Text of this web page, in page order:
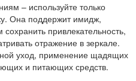
– используйте только
Она поддержит имидж,
привлекательность,
отражение в зеркале.
уход, применение щадящих
и питающих средств.